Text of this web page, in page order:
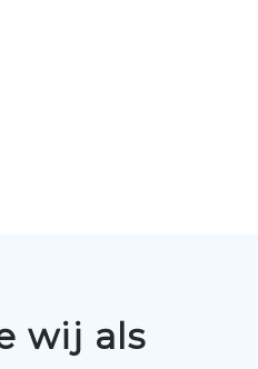
wij als